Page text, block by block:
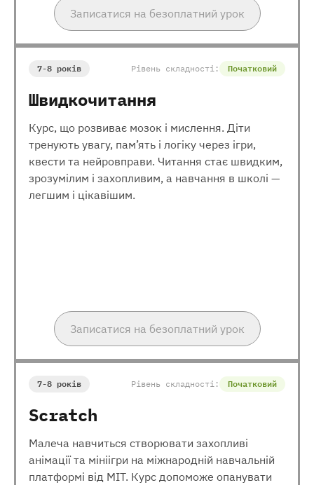
Записатися на безоплатний урок
7-8 років Рівень складності: Початковий
Швидкочитання
Курс, що розвиває мозок і мислення. Діти
тренують увагу, пам’ять і логіку через ігри,
квести та нейровправи. Читання стає швидким,
зрозумілим і захопливим, а навчання в школі —
легшим і цікавішим.
Записатися на безоплатний урок
7-8 років Рівень складності: Початковий
Scratch
Малеча навчиться створювати захопливі
анімації та мініігри на міжнародній навчальній
платформі від МІТ. Курс допоможе опанувати